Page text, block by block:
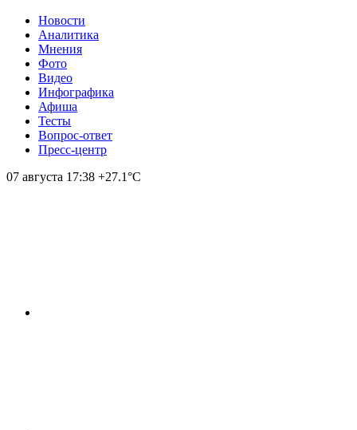
Новости
Аналитика
Мнения
Фото
Видео
Инфографика
Афиша
Тесты
Вопрос-ответ
Пресс-центр
07 августа 17:38 +27.1°С